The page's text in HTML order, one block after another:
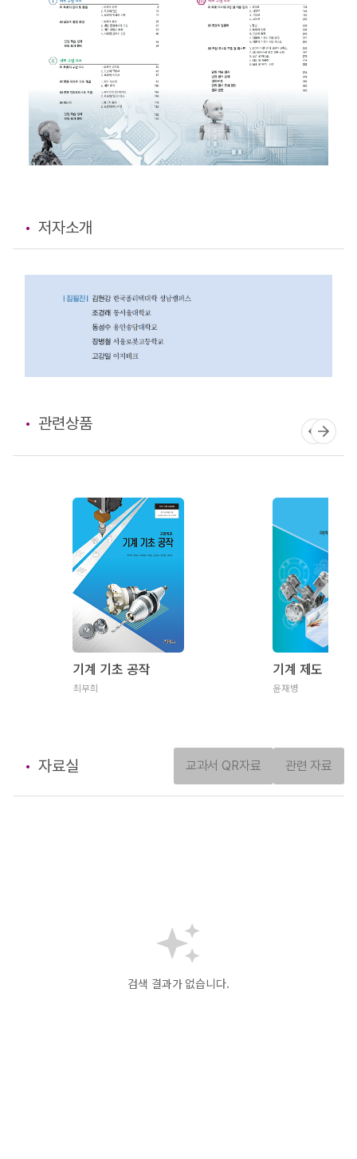
저자소개
관련상품
기계 기초 공작
최부희
기계 제도
윤재병
자료실 교과서 QR자료 관련 자료
검색 결과가 없습니다.